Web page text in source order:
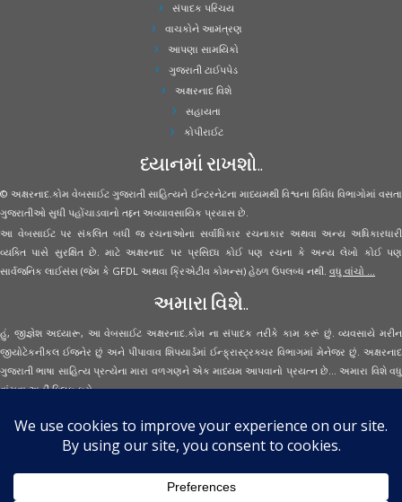
સંપાદક પરિચય
વાચકોને આમંત્રણ
આપણા સામયિકો
ગુજરાતી ટાઈપપેડ
અક્ષરનાદ વિશે
સહાયતા
કોપીરાઈટ
ધ્યાનમાં રાખશો..
© અક્ષરનાદ.કોમ વેબસાઈટ ગુજરાતી સાહિત્યને ઈન્ટરનેટના માધ્યમથી વિશ્વના વિવિધ વિભાગોમાં વસતા
ગુજરાતીઓ સુધી પહોંચાડવાનો તદ્દન અવ્યાવસાયિક પ્રયાસ છે.
આ વેબસાઈટ પર સંકલિત બધી જ રચનાઓના સર્વાધિકાર રચનાકાર અથવા અન્ય અધિકારધારી
વ્યક્તિ પાસે સુરક્ષિત છે. માટે અક્ષરનાદ પર પ્રસિધ્ધ કોઈ પણ રચના કે અન્ય લેખો કોઈ પણ
સાર્વજનિક લાઈસંસ (જેમ કે GFDL અથવા ક્રિએટીવ કોમન્સ) હેઠળ ઉપલબ્ધ નથી. વધુ વાંચો ...
અમારા વિશે..
હું, જીજ્ઞેશ અધ્યારૂ, આ વેબસાઈટ અક્ષરનાદ.કોમ ના સંપાદક તરીકે કામ કરૂં છું. વ્યવસાયે મરીન
જીયોટેકનીકલ ઈજનેર છું અને પીપાવાવ શિપયાર્ડમાં ઈન્ફ્રાસ્ટ્રક્ચર વિભાગમાં મેનેજર છું. અક્ષરનાદ
ગુજરાતી ભાષા સાહિત્ય પ્રત્યેના મારા વળગણને એક માધ્યમ આપવાનો પ્રયત્ન છે... અમારા વિશે વધુ
વાંચવાઅહીં ક્લિક કરો...
Secured Site Assurance